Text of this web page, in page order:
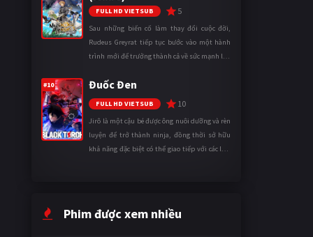
FULL HD VIETSUB 5
Sau những biến cố làm thay đổi cuộc đời,
Rudeus Greyrat tiếp tục bước vào một hành
trình mới để trưởng thành cả về sức mạnh lẫn
ngày càng khắc nghiệt, anh ...
#10 Đuốc Đen
FULL HD VIETSUB 10
Jirô là một cậu bé được ông nuôi dưỡng và rèn
luyện để trở thành ninja, đồng thời sở hữu
khả năng đặc biệt có thể giao tiếp với các loài
Phim được xem nhiều